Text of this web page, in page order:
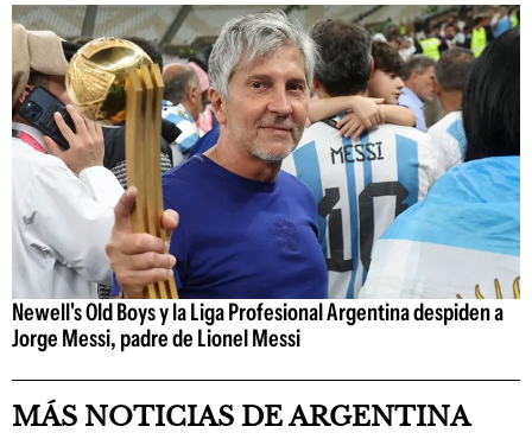
Newell's Old Boys y la Liga Profesional Argentina despiden a
Jorge Messi, padre de Lionel Messi
MÁS NOTICIAS DE ARGENTINA